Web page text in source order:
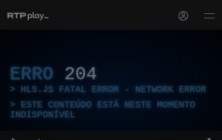
ERRO 204
HLS.JS FATAL ERROR - NETWORK ERROR
ESTE CONTEÚDO ESTÁ NESTE MOMENTO
INDISPONÍVEL